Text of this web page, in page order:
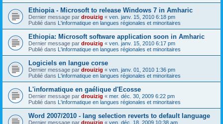
Ethiopia - Microsoft to release Windows 7 in Amharic
Dernier message par drouizig « ven. janv. 15, 2010 6:18 pm
Publié dans L'informatique en langues régionales et minoritaires
Ethiopia: Microsoft software application soon in Amharic
Dernier message par drouizig « ven. janv. 15, 2010 6:17 pm
Publié dans L'informatique en langues régionales et minoritaires
Logiciels en langue corse
Dernier message par drouizig « ven. janv. 01, 2010 1:36 pm
Publié dans L'informatique en langues régionales et minoritaires
L'informatique en gaélique d'Ecosse
Dernier message par drouizig « mer. déc. 30, 2009 6:22 pm
Publié dans L'informatique en langues régionales et minoritaires
Word 2007/2010 - lang selection reverts to default language
Dernier message par drouizig « ven. déc. 18, 2009 10:38 am